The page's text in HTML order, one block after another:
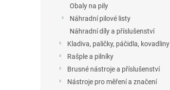
Obaly na pily
Náhradní pilové listy
Náhradní díly a příslušenství
Kladiva, paličky, páčidla, kovadliny
Rašple a pilníky
Brusné nástroje a příslušenství
Nástroje pro měření a značení